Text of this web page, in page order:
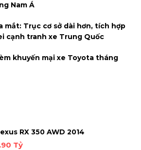
Nam Á
mắt: Trục cơ sở dài hơn, tích hợp
cạnh tranh xe Trung Quốc
khuyến mại xe Toyota tháng
RX 350 AWD 2014
Tỷ